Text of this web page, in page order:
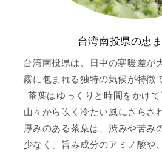
台湾南投県の恵
台湾南投県は、日中の寒暖差が
霧に包まれる独特の気候が特徴
茶葉はゆっくりと時間をかけ
山々から吹く冷たい風にさらさ
厚みのある茶葉は、渋みや苦み
少なく、旨み成分のアミノ酸や